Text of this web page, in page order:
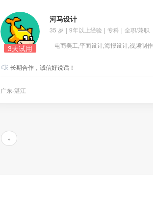
3天试用
河马设计
35 岁 | 9年以上经验 | 专科 | 全职/兼职
电商美工,平面设计,海报设计,视频制作
长期合作，诚信好说话！
广东-湛江
»